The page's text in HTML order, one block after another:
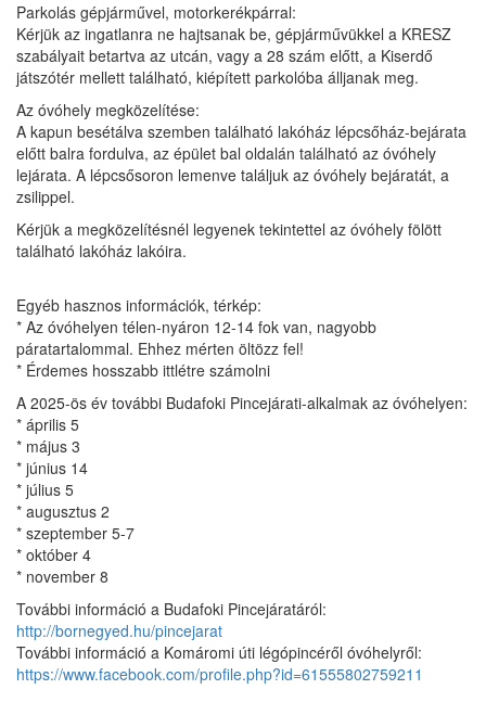
Parkolás gépjárművel, motorkerékpárral:
Kérjük az ingatlanra ne hajtsanak be, gépjárművükkel a KRESZ
szabályait betartva az utcán, vagy a 28 szám előtt, a Kiserdő
játszótér mellett található, kiépített parkolóba álljanak meg.
Az óvóhely megközelítése:
A kapun besétálva szemben található lakóház lépcsőház-bejárata
előtt balra fordulva, az épület bal oldalán található az óvóhely
lejárata. A lépcsősoron lemenve találjuk az óvóhely bejáratát, a
zsilippel.
Kérjük a megközelítésnél legyenek tekintettel az óvóhely fölött
található lakóház lakóira.
Egyéb hasznos információk, térkép:
* Az óvóhelyen télen-nyáron 12-14 fok van, nagyobb
páratartalommal. Ehhez mérten öltözz fel!
* Érdemes hosszabb ittlétre számolni
A 2025-ös év további Budafoki Pincejárati-alkalmak az óvóhelyen:
* április 5
* május 3
* június 14
* július 5
* augusztus 2
* szeptember 5-7
* október 4
* november 8
További információ a Budafoki Pincejáratáról:
http://bornegyed.hu/pincejarat
További információ a Komáromi úti légópincéről óvóhelyről:
https://www.facebook.com/profile.php?id=61555802759211